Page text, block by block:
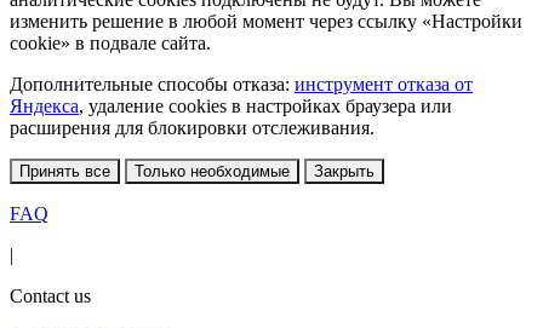
изменить решение в любой момент через ссылку «Настройки
cookie» в подвале сайта.
Дополнительные способы отказа: инструмент отказа от
Яндекса, удаление cookies в настройках браузера или
расширения для блокировки отслеживания.
Принять все Только необходимые Закрыть
FAQ
|
Contact us